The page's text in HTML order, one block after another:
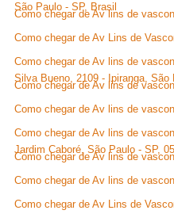
São Paulo - SP, Brasil
Como chegar de Av lins de
Como chegar de Av Lins de
Como chegar de Av lins de
Silva Bueno, 2109 - Ipiranga, São
Como chegar de Av lins de
Como chegar de Av lins de
Como chegar de Av lins de
Jardim Caboré, São Paulo - SP,
Como chegar de Av lins de
Como chegar de Av lins de
Como chegar de Av Lins de